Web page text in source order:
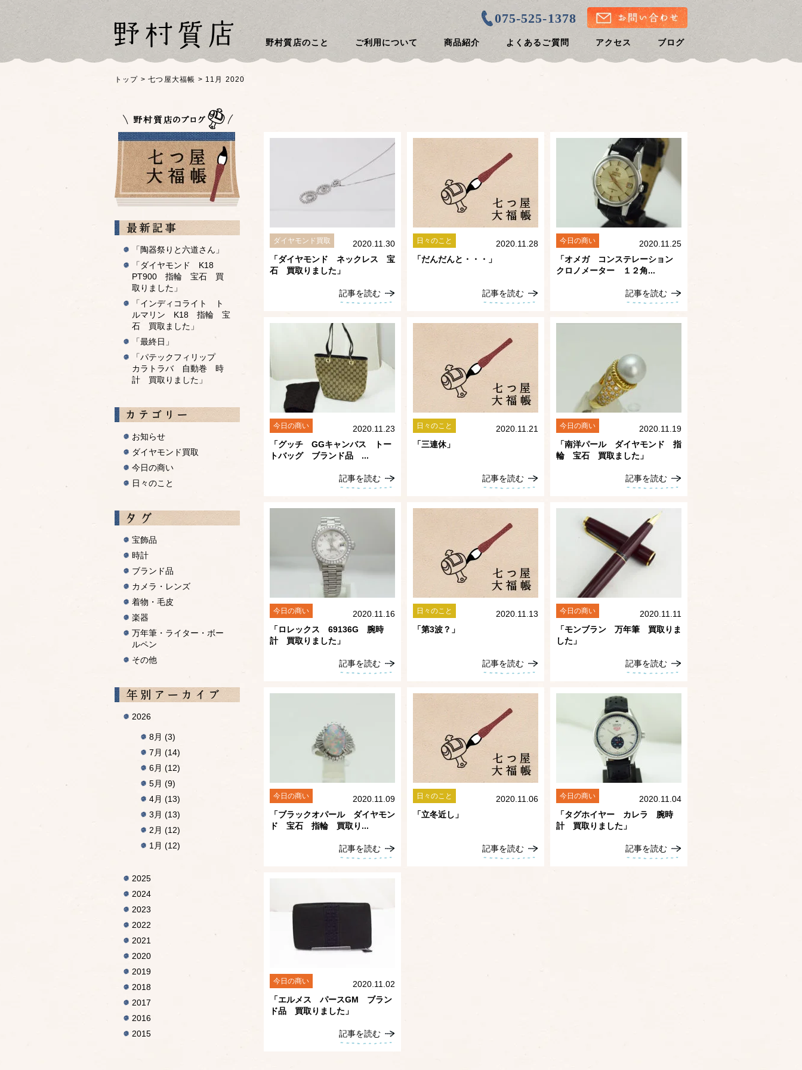
075-525-1378
野村質店のこと ご利用について 商品紹介 よくあるご質問 アクセス ブログ
トップ >七つ屋大福帳 > 11月 2020
ダイヤモンド買取
2020.11.30
「ダイヤモンド ネックレス 宝
石 買取りました」
記事を読む
日々のこと
2020.11.28
「だんだんと・・・」
記事を読む
今日の商い
2020.11.25
「オメガ コンステレーション
クロノメーター １２角...
記事を読む
今日の商い
2020.11.23
「グッチ GGキャンバス トー
トバッグ ブランド品 ...
記事を読む
日々のこと
2020.11.21
「三連休」
記事を読む
今日の商い
2020.11.19
「南洋パール ダイヤモンド 指
輪 宝石 買取ました」
記事を読む
今日の商い
2020.11.16
「ロレックス 69136G 腕時
計 買取りました」
記事を読む
日々のこと
2020.11.13
「第3波？」
記事を読む
今日の商い
2020.11.11
「モンブラン 万年筆 買取りま
した」
記事を読む
今日の商い
2020.11.09
「ブラックオパール ダイヤモン
ド 宝石 指輪 買取り...
記事を読む
日々のこと
2020.11.06
「立冬近し」
記事を読む
今日の商い
2020.11.04
「タグホイヤー カレラ 腕時
計 買取りました」
記事を読む
今日の商い
2020.11.02
「エルメス パースGM ブラン
ド品 買取りました」
記事を読む
「陶器祭りと六道さん」
「ダイヤモンド K18
PT900 指輪 宝石 買
取りました」
「インディコライト ト
ルマリン K18 指輪 宝
石 買取ました」
「最終日」
「パテックフィリップ
カラトラバ 自動巻 時
計 買取りました」
カテゴリー
お知らせ
ダイヤモンド買取
今日の商い
日々のこと
宝飾品
時計
ブランド品
カメラ・レンズ
着物・毛皮
楽器
万年筆・ライター・ボー
ルペン
その他
Archives
2026
8月 (3)
7月 (14)
6月 (12)
5月 (9)
4月 (13)
3月 (13)
2月 (12)
1月 (12)
2025
2024
2023
2022
2021
2020
2019
2018
2017
2016
2015